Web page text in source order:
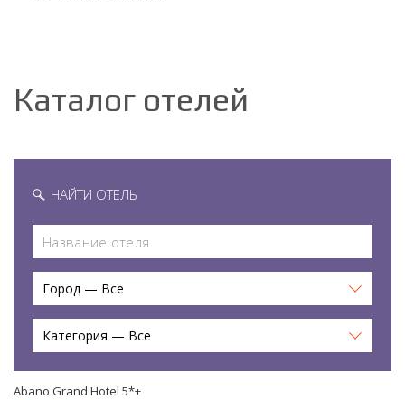
Каталог отелей
НАЙТИ ОТЕЛЬ
Город — Все
Категория — Все
Abano Grand Hotel 5*+